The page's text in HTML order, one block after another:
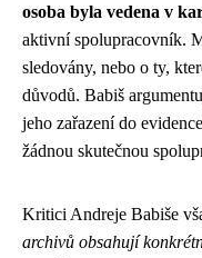
osoba byla vedena v
aktivní spolupracovník.
sledovány, nebo o ty,
důvodů. Babiš
jeho zařazení do
žádnou skutečnou
Kritici Andreje Babiše
archivů obsahují